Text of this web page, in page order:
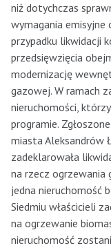
niż dotychczas
wymagania emisyjne
przypadku likwidacji
przedsięwzięcia
modernizację
gazowej. W ramach
nieruchomości,
programie.
miasta Aleksandrów
zadeklarowała
na rzecz ogrzewania
jedna nieruchomość
Siedmiu właścicieli
na ogrzewanie
nieruchomość